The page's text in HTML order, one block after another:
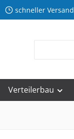
schneller Versand
Verteilerbau